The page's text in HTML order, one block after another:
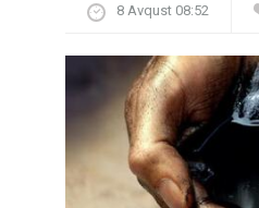
8 Avqust 08:52